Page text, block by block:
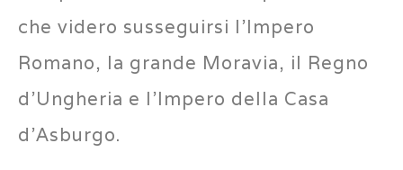
che videro susseguirsi l’Impero
Romano, la grande Moravia, il Regno
d’Ungheria e l’Impero della Casa
d’Asburgo.